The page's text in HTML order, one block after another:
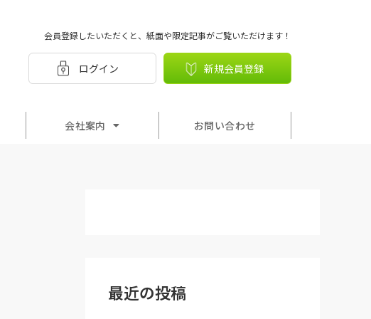
会員登録したいただくと、紙面や限定記事がご覧いただけます！
ログイン 新規会員登録
会社案内 お問い合わせ
最近の投稿